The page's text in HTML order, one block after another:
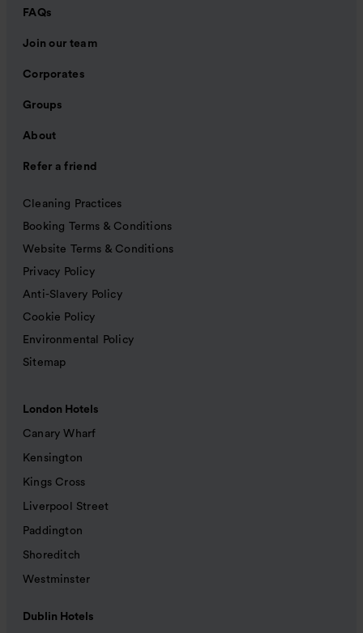
FAQs
Join our team
Corporates
Groups
About
Refer a friend
Cleaning Practices
Booking Terms & Conditions
Website Terms & Conditions
Privacy Policy
Anti-Slavery Policy
Cookie Policy
Environmental Policy
Sitemap
London Hotels
Canary Wharf
Kensington
Kings Cross
Liverpool Street
Paddington
Shoreditch
Westminster
Dublin Hotels